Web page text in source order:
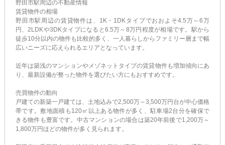
野田市駅周辺の不動産情報
賃貸物件の相場
野田市駅周辺の賃貸物件は、1K・1DKタイプでおおよそ4.5万～6万
円、2LDKや3DKタイプになると6.5万～8万円程度が相場です。駅から
徒歩10分以内の物件も比較的多く、一人暮らしからファミリー層まで幅
広いニーズに応えられるエリアとなっています。
近年は築浅のマンションやメゾネットタイプの賃貸物件も増加傾向にあ
り、最新設備が整った物件を選びたい方にもおすすめです。
売買物件の動向
戸建ての新築一戸建ては、土地込みで2,500万～3,500万円台が中心価格
帯です。敷地面積も120㎡以上ある物件が多く、駐車場2台分を確保で
きる物件も豊富です。中古マンションの場合は築20年前後で1,200万～
1,800万円ほどの物件が多く見られます。